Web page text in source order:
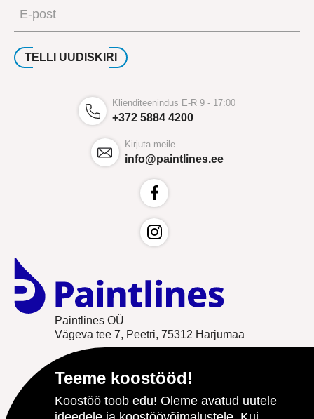
post
TELLI UUDISKIRI
Klienditeenindus E-R 9 - 17:00
+372 5884 4200
Kirjuta meile
info@paintlines.ee
Paintlines OÜ
Vägeva tee 7, Peetri, 75312 Harjumaa
Teeme koostööd!
Koostöö toob edu! Oleme avatud uutele